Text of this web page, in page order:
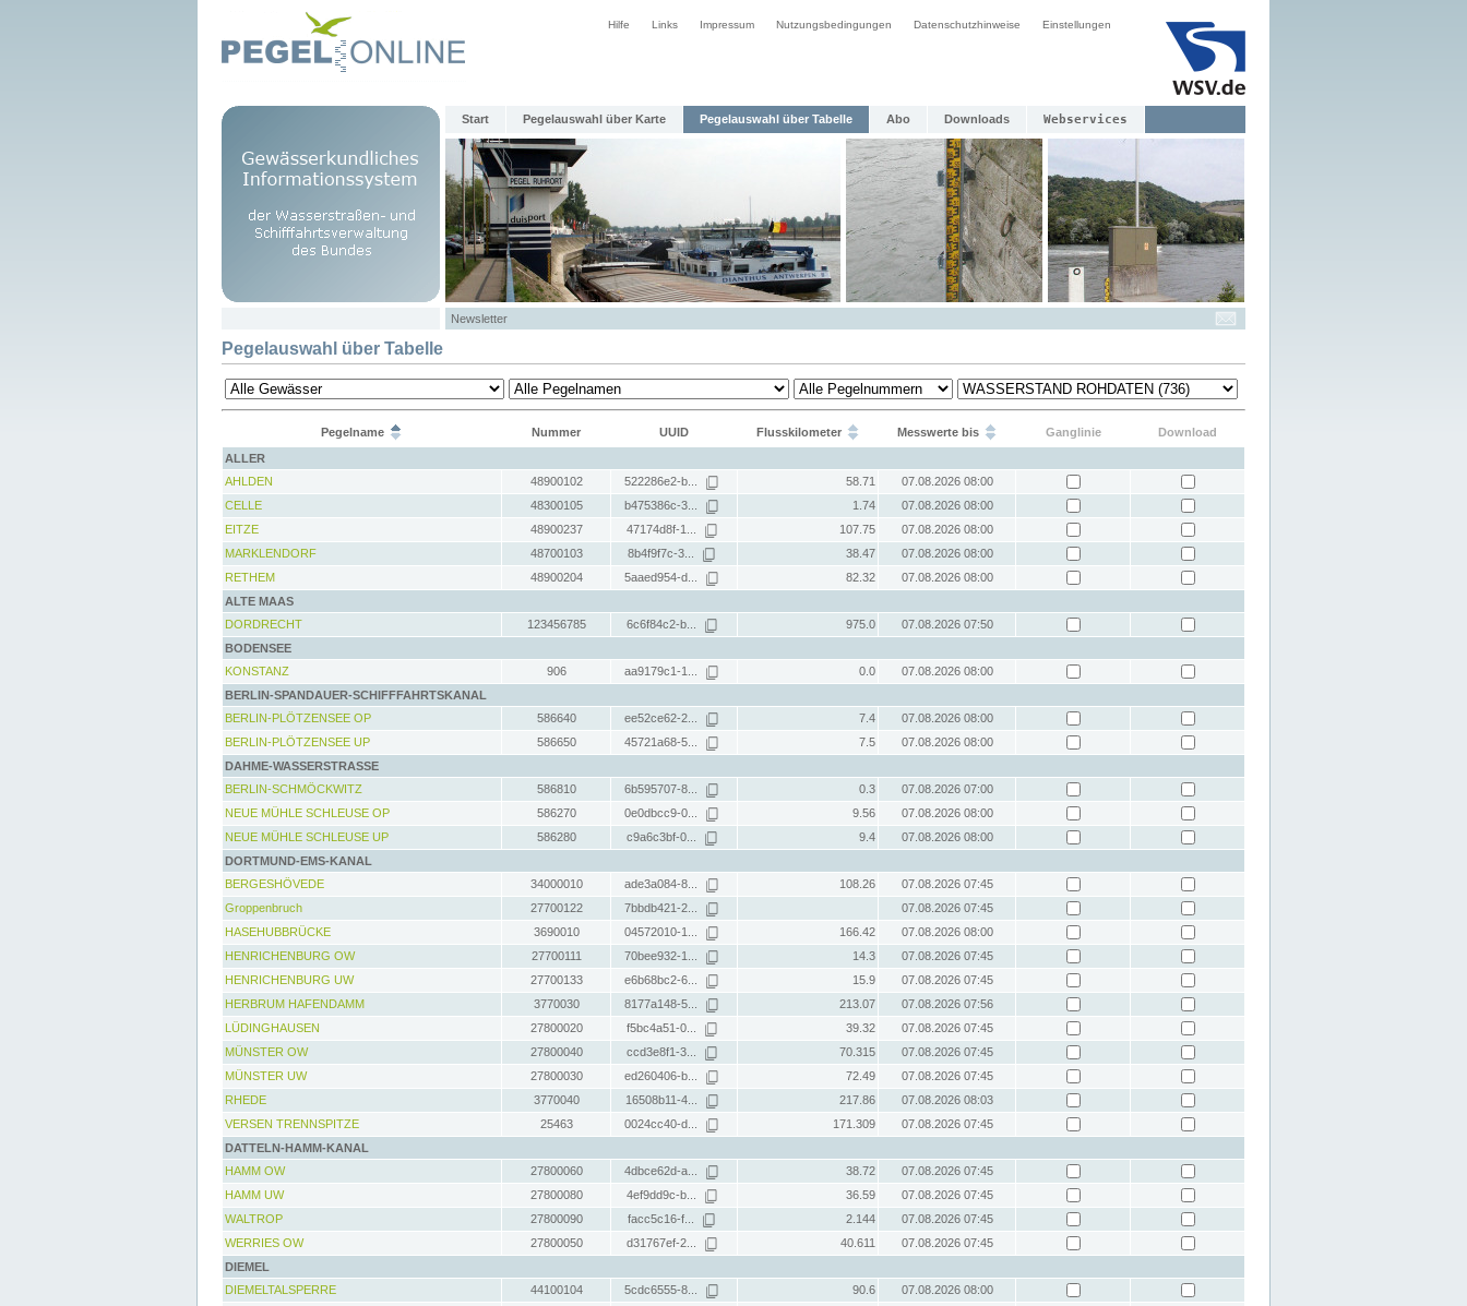
Hilfe Links Impressum Nutzungsbedingungen Datenschutzhinweise Einstellungen
Start Pegelauswahl über Karte Pegelauswahl über Tabelle Abo Downloads Webservices
Newsletter
Pegelauswahl über Tabelle
Pegelname Nummer UUID Flusskilometer Messwerte bis Ganglinie
Download
ALLER
AHLDEN
48900102 522286e2-b... 58.71
07.08.2026 08:00
CELLE
48300105 b475386c-3... 1.74
07.08.2026 08:00
EITZE
48900237 47174d8f-1... 107.75
07.08.2026 08:00
MARKLENDORF
48700103 8b4f9f7c-3... 38.47
07.08.2026 08:00
RETHEM
48900204 5aaed954-d... 82.32
07.08.2026 08:00
ALTE MAAS
DORDRECHT
123456785 6c6f84c2-b... 975.0
07.08.2026 07:50
BODENSEE
KONSTANZ
906 aa9179c1-1... 0.0
07.08.2026 08:00
BERLIN-SPANDAUER-SCHIFFFAHRTSKANAL
BERLIN-PLÖTZENSEE OP
586640 ee52ce62-2... 7.4
07.08.2026 08:00
BERLIN-PLÖTZENSEE UP
586650 45721a68-5... 7.5
07.08.2026 08:00
DAHME-WASSERSTRASSE
BERLIN-SCHMÖCKWITZ
586810 6b595707-8... 0.3
07.08.2026 07:00
NEUE MÜHLE SCHLEUSE OP
586270 0e0dbcc9-0... 9.56
07.08.2026 08:00
NEUE MÜHLE SCHLEUSE UP
586280 c9a6c3bf-0... 9.4
07.08.2026 08:00
DORTMUND-EMS-KANAL
BERGESHÖVEDE
34000010 ade3a084-8... 108.26
07.08.2026 07:45
Groppenbruch
27700122 7bbdb421-2...
07.08.2026 07:45
HASEHUBBRÜCKE
3690010 04572010-1... 166.42
07.08.2026 08:00
HENRICHENBURG OW
27700111 70bee932-1... 14.3
07.08.2026 07:45
HENRICHENBURG UW
27700133 e6b68bc2-6... 15.9
07.08.2026 07:45
HERBRUM HAFENDAMM
3770030 8177a148-5... 213.07
07.08.2026 07:56
LÜDINGHAUSEN
27800020 f5bc4a51-0... 39.32
07.08.2026 07:45
MÜNSTER OW
27800040 ccd3e8f1-3... 70.315
07.08.2026 07:45
MÜNSTER UW
27800030 ed260406-b... 72.49
07.08.2026 07:45
RHEDE
3770040 16508b11-4... 217.86
07.08.2026 08:03
VERSEN TRENNSPITZE
25463 0024cc40-d... 171.309
07.08.2026 07:45
DATTELN-HAMM-KANAL
HAMM OW
27800060 4dbce62d-a... 38.72
07.08.2026 07:45
HAMM UW
27800080 4ef9dd9c-b... 36.59
07.08.2026 07:45
WALTROP
27800090 facc5c16-f... 2.144
07.08.2026 07:45
WERRIES OW
27800050 d31767ef-2... 40.611
07.08.2026 07:45
DIEMEL
DIEMELTALSPERRE
44100104 5cdc6555-8... 90.6
07.08.2026 08:00